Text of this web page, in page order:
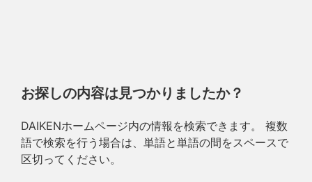
お探しの内容は見つかりましたか？
DAIKENホームページ内の情報を検索できます。 複数
語で検索を行う場合は、単語と単語の間をスペースで
区切ってください。